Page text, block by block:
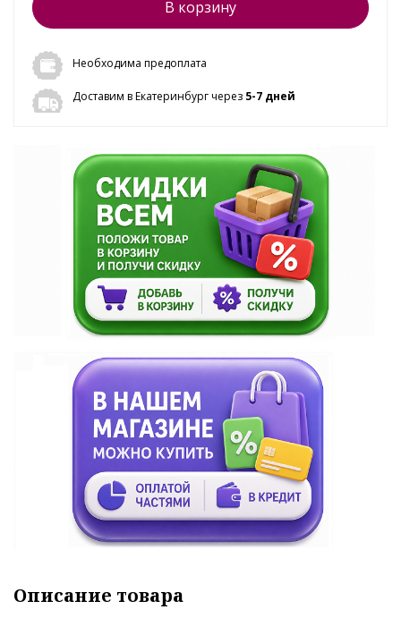
В корзину
Необходима предоплата
Доставим в Екатеринбург через 5-7 дней
Описание товара